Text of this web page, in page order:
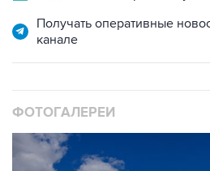
Получать оперативные
канале
ФОТОГАЛЕРЕИ